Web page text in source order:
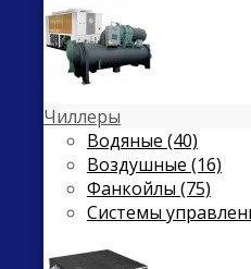
Чиллеры
Водяные (40)
Воздушные (16)
Фанкойлы (75)
Системы